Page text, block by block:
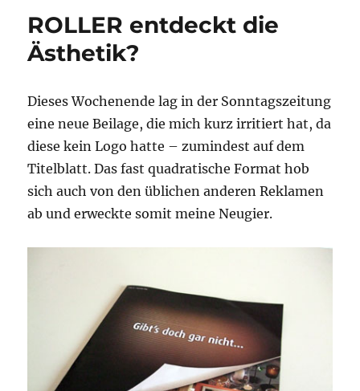
ROLLER entdeckt die
Ästhetik?
Dieses Wochenende lag in der Sonntagszeitung
eine neue Beilage, die mich kurz irritiert hat, da
diese kein Logo hatte – zumindest auf dem
Titelblatt. Das fast quadratische Format hob
sich auch von den üblichen anderen Reklamen
ab und erweckte somit meine Neugier.